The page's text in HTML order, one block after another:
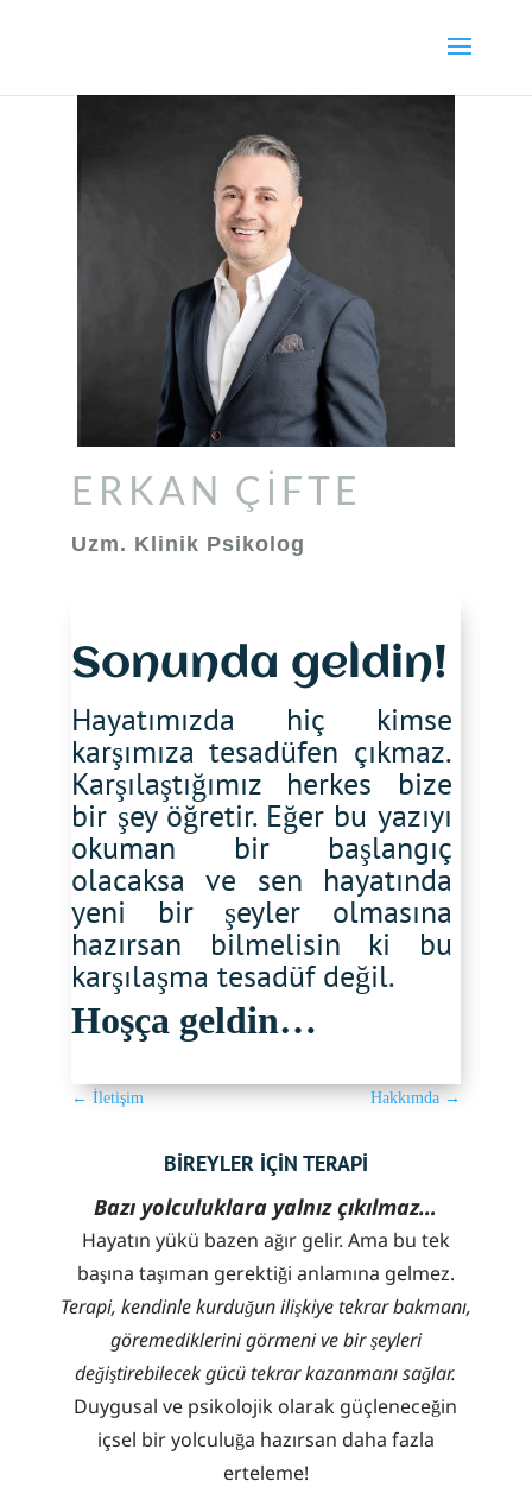
ERKAN ÇİFTE
Uzm. Klinik Psikolog
Sonunda geldin!
Hayatımızda hiç kimse
karşımıza tesadüfen çıkmaz.
Karşılaştığımız herkes bize
bir şey öğretir. Eğer bu yazıyı
okuman bir başlangıç
olacaksa ve sen hayatında
yeni bir şeyler olmasına
hazırsan bilmelisin ki bu
karşılaşma tesadüf değil.
Hoşça geldin…
←İletişim Hakkımda→
BİREYLER İÇİN TERAPİ
Bazı yolculuklara yalnız çıkılmaz…
Hayatın yükü bazen ağır gelir. Ama bu tek
başına taşıman gerektiği anlamına gelmez.
Terapi, kendinle kurduğun ilişkiye tekrar bakmanı,
göremediklerini görmeni ve bir şeyleri
değiştirebilecek gücü tekrar kazanmanı sağlar.
Duygusal ve psikolojik olarak güçleneceğin
içsel bir yolculuğa hazırsan daha fazla
erteleme!